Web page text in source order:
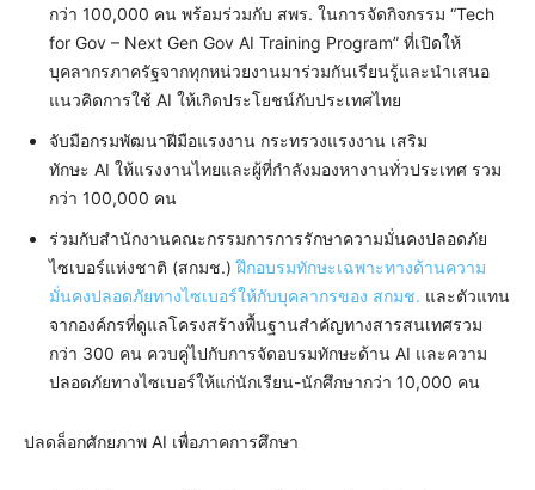
กว่า 100,000 คน พร้อมร่วมกับ สพร. ในการจัดกิจกรรม “Tech
for Gov – Next Gen Gov AI Training Program” ที่เปิดให้
บุคลากรภาครัฐจากทุกหน่วยงานมาร่วมกันเรียนรู้และนำเสนอ
แนวคิดการใช้ AI ให้เกิดประโยชน์กับประเทศไทย
จับมือกรมพัฒนาฝีมือแรงงาน กระทรวงแรงงาน เสริม
ทักษะ AI ให้แรงงานไทยและผู้ที่กำลังมองหางานทั่วประเทศ รวม
กว่า 100,000 คน
ร่วมกับสำนักงานคณะกรรมการการรักษาความมั่นคงปลอดภัย
ไซเบอร์แห่งชาติ (สกมช.)ฝึกอบรมทักษะเฉพาะทางด้านความ
มั่นคงปลอดภัยทางไซเบอร์ให้กับบุคลากรของ สกมช. และตัวแทน
จากองค์กรที่ดูแลโครงสร้างพื้นฐานสำคัญทางสารสนเทศรวม
กว่า 300 คน ควบคู่ไปกับการจัดอบรมทักษะด้าน AI และความ
ปลอดภัยทางไซเบอร์ให้แก่นักเรียน-นักศึกษากว่า 10,000 คน
ปลดล็อกศักยภาพ AI เพื่อภาคการศึกษา